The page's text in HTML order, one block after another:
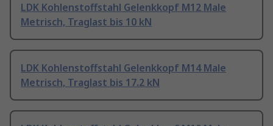
LDK Kohlenstoffstahl Gelenkkopf M12 Male
Metrisch, Traglast bis 10 kN
LDK Kohlenstoffstahl Gelenkkopf M14 Male
Metrisch, Traglast bis 17.2 kN